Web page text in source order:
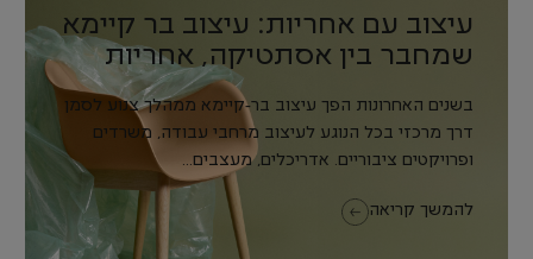
עיצוב עם אחריות: עיצוב בר קיימא
שמחבר בין אסתטיקה, אחריות
בשנים האחרונות הפך עיצוב בר-קיימא ממהלך צנוע לסמן
דרך מרכזי בכל הנוגע לעיצוב מרחבי עבודה, משרדים
ופרויקטים ציבוריים. אדריכלים, מעצבים...
להמשך קריאה